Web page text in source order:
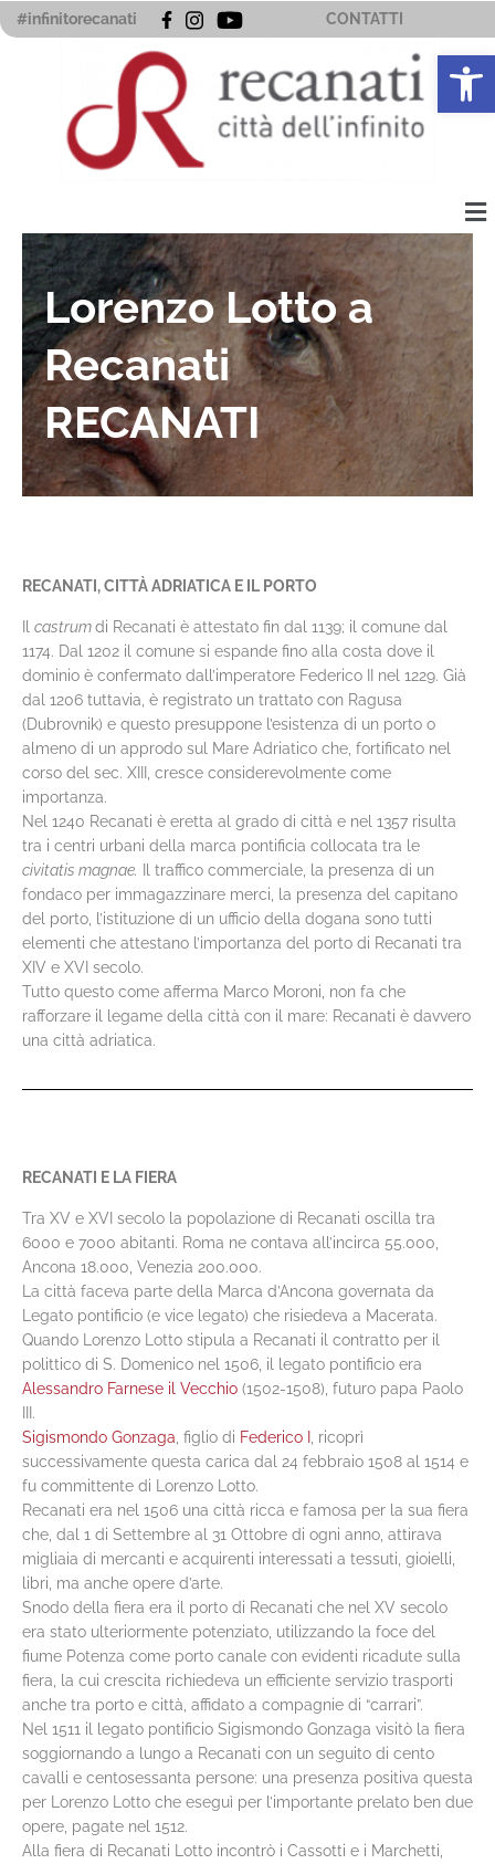
Vai
al
#infinitorecanati CONTATTI
Lorenzo Lotto a
Recanati
RECANATI
RECANATI, CITTÀ ADRIATICA E IL PORTO
Il castrumdi Recanati è attestato fin dal 1139; il comune dal
1174. Dal 1202 il comune si espande fino alla costa dove il
dominio è confermato dall’imperatore Federico II nel 1229. Già
dal 1206 tuttavia, è registrato un trattato con Ragusa
(Dubrovnik) e questo presuppone l’esistenza di un porto o
almeno di un approdo sul Mare Adriatico che, fortificato nel
corso del sec. XIII, cresce considerevolmente come
importanza.
Nel 1240 Recanati è eretta al grado di città e nel 1357 risulta
tra i centri urbani della marca pontificia collocata tra le
civitatis magnae. Il traffico commerciale, la presenza di un
fondaco per immagazzinare merci, la presenza del capitano
del porto, l’istituzione di un ufficio della dogana sono tutti
elementi che attestano l’importanza del porto di Recanati tra
XIV e XVI secolo.
Tutto questo come afferma Marco Moroni, non fa che
rafforzare il legame della città con il mare: Recanati è davvero
una città adriatica.
RECANATI E LA FIERA
Tra XV e XVI secolo la popolazione di Recanati oscilla tra
6000 e 7000 abitanti. Roma ne contava all’incirca 55.000,
Ancona 18.000, Venezia 200.000.
La città faceva parte della Marca d’Ancona governata da
Legato pontificio (e vice legato) che risiedeva a Macerata.
Quando Lorenzo Lotto stipula a Recanati il contratto per il
polittico di S. Domenico nel 1506, il legato pontificio era
Alessandro Farnese il Vecchio (1502-1508), futuro papa Paolo
III.
Sigismondo Gonzaga , figlio di Federico I , ricoprì
successivamente questa carica dal 24 febbraio 1508 al 1514 e
fu committente di Lorenzo Lotto.
Recanati era nel 1506 una città ricca e famosa per la sua fiera
che, dal 1 di Settembre al 31 Ottobre di ogni anno, attirava
migliaia di mercanti e acquirenti interessati a tessuti, gioielli,
libri, ma anche opere d’arte.
Snodo della fiera era il porto di Recanati che nel XV secolo
era stato ulteriormente potenziato, utilizzando la foce del
fiume Potenza come porto canale con evidenti ricadute sulla
fiera, la cui crescita richiedeva un efficiente servizio trasporti
anche tra porto e città, affidato a compagnie di “carrari”.
Nel 1511 il legato pontificio Sigismondo Gonzaga visitò la fiera
soggiornando a lungo a Recanati con un seguito di cento
cavalli e centosessanta persone: una presenza positiva questa
per Lorenzo Lotto che eseguì per l’importante prelato ben due
opere, pagate nel 1512.
Alla fiera di Recanati Lotto incontrò i Cassotti e i Marchetti,
Apri la